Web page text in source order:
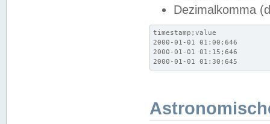
Dezimalkomma
timestamp;value
2000-01-01 01:00;646
2000-01-01 01:15;646
2000-01-01 01:30;645